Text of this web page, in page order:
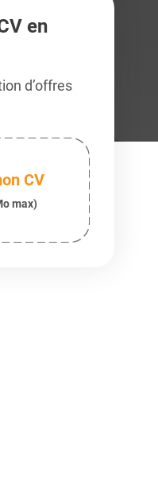
en
d’offres
CV
max)